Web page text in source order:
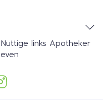
Nuttige links Apotheker